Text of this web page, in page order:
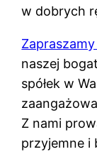
w dobrych
naszej
spółek w
Z nami
przyjemne i